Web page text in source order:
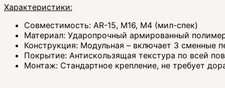
Характеристики:
Совместимость: AR-15, M16, M4 (мил-спек)
Материал: Ударопрочный армированный
Конструкция: Модульная – включает 3 сменные
Покрытие: Антискользящая текстура по всей
Монтаж: Стандартное крепление, не требует